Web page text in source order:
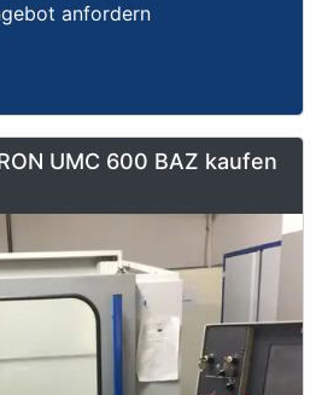
anfordern
UMC 600 BAZ kaufen